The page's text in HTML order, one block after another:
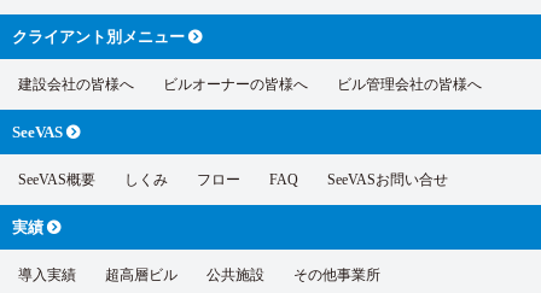
クライアント別 メニュー
建設会社の皆様へ ビルオーナーの皆様へ ビル管理会社の皆様へ
SeeVAS
SeeVAS概要 しくみ フロー FAQ SeeVASお問い合せ
実績
導入実績 超高層ビル 公共施設 その他事業所